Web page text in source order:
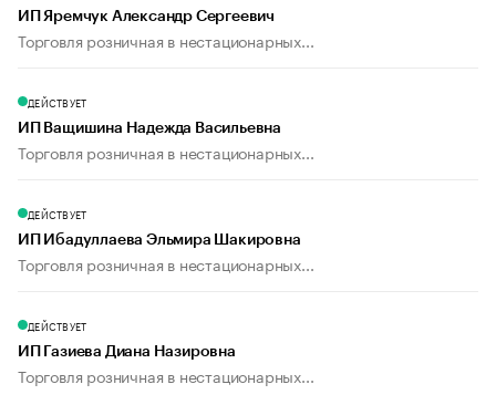
ИП Яремчук Александр Сергеевич
Торговля розничная в нестационарных...
ДЕЙСТВУЕТ
ИП Ващишина Надежда Васильевна
Торговля розничная в нестационарных...
ДЕЙСТВУЕТ
ИП Ибадуллаева Эльмира Шакировна
Торговля розничная в нестационарных...
ДЕЙСТВУЕТ
ИП Газиева Диана Назировна
Торговля розничная в нестационарных...